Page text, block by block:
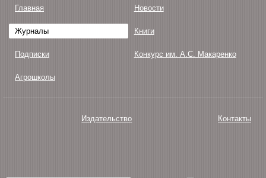
Главная Новости
Журналы Книги
Подписки Конкурс им. А.С. Макаренко
Агрошколы
Издательство Контакты